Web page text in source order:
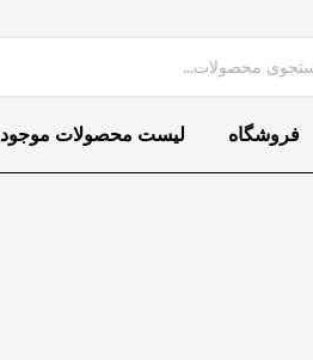
فروشگاه لیست محصولات موجود